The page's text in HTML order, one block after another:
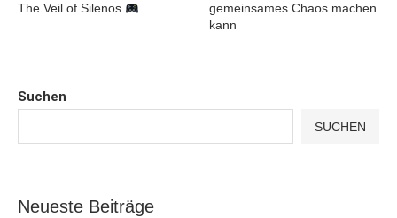
Suchen
SUCHEN
Neueste Beiträge
The Veil of Silenos
gemeinsames Chaos machen
kann